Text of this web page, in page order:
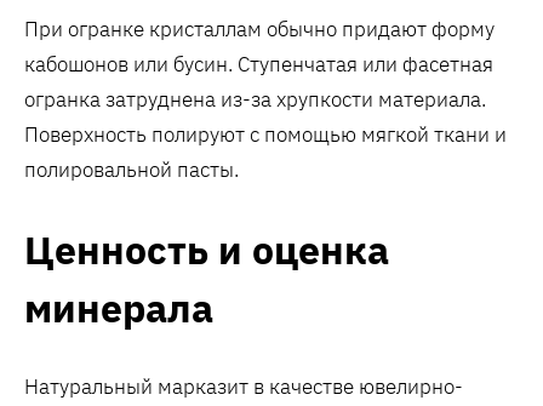
При огранке кристаллам обычно придают форму
кабошонов или бусин. Ступенчатая или фасетная
огранка затруднена из-за хрупкости материала.
Поверхность полируют с помощью мягкой ткани и
полировальной пасты.
Ценность и оценка
минерала
Натуральный марказит в качестве ювелирно-